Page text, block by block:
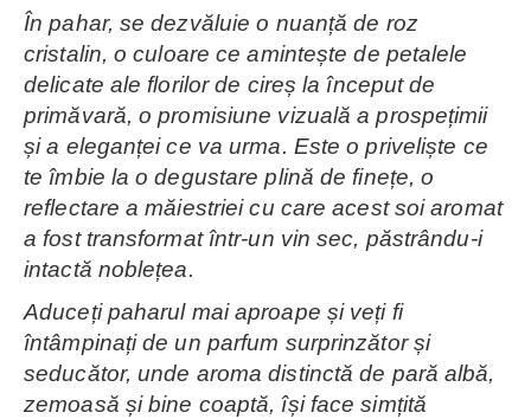
În pahar, se dezvăluie o nuanță de roz
cristalin, o culoare ce amintește de petalele
delicate ale florilor de cireș la început de
primăvară, o promisiune vizuală a prospețimii
și a eleganței ce va urma. Este o priveliște ce
te îmbie la o degustare plină de finețe, o
reflectare a măiestriei cu care acest soi aromat
a fost transformat într-un vin sec, păstrându-i
intactă noblețea.
Aduceți paharul mai aproape și veți fi
întâmpinați de un parfum surprinzător și
seducător, unde aroma distinctă de pară albă,
zemoasă și bine coaptă, își face simțită